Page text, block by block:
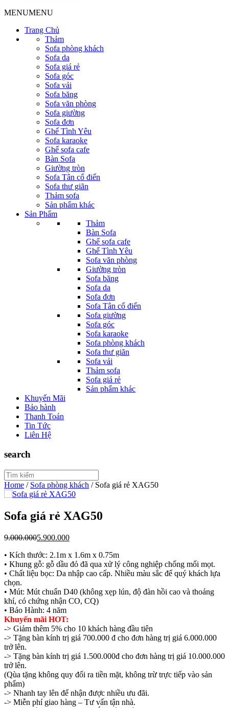
MENUMENU
Trang Chủ
Thảm
Sofa phòng khách
Sofa da
Sofa giá rẻ
Sofa góc
Sofa vải
Sofa băng
Sofa văn phòng
Sofa giường
Sofa đơn
Ghế Tình Yêu
Sofa karaoke
Ghế sofa cafe
Bàn Sofa
Giường tròn
Sofa Tân cổ điển
Sofa thư giãn
Thảm sofa
Sản phẩm khác
Sản Phẩm
Thảm
Bàn Sofa
Ghế sofa cafe
Ghế Tình Yêu
Sofa văn phòng
Giường tròn
Sofa băng
Sofa da
Sofa đơn
Sofa Tân cổ điển
Sofa giường
Sofa góc
Sofa karaoke
Sofa phòng khách
Sofa thư giãn
Sofa vải
Thảm sofa
Sofa giá rẻ
Sản phẩm khác
Khuyến Mãi
Bảo hành
Thanh Toán
Tin Tức
Liên Hệ
search
Home / Sofa phòng khách / Sofa giá rẻ XAG50
Sofa giá rẻ XAG50
9.000.0005.900.000
• Kích thước: 2.1m x 1.6m x 0.75m
• Khung gỗ: gỗ dầu đỏ đã qua xử lý công nghiệp chống mối mọt.
• Chất liệu bọc: Da nhập cao cấp. Nhiều màu sắc để quý khách lựa
chọn.
• Mút: Mút chuẩn D40 (không xẹp lún, độ đàn hồi cao và thoáng
khí, có chứng nhận CO, CQ)
• Bảo Hành: 4 năm
Khuyến mãi HOT:
-> Giảm thêm 5% cho 10 khách hàng đầu tiên
-> Tặng bàn kính trị giá 700.000 đ cho đơn hàng trị giá 6.000.000
trở lên.
-> Tặng bàn kính trị giá 1.500.000đ cho đơn hàng trị giá 10.000.000
trở lên.
(Qùa tặng không quy đổi ra tiền mặt, không trừ trực tiếp vào sản
phẩm)
-> Nhanh tay lên để nhận được nhiều ưu đãi.
-> Miễn phí giao hàng – Tư vấn tận nhà.